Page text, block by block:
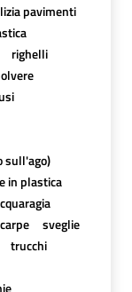
pavimenti
righelli
sull'ago)
in plastica
sveglie
trucchi